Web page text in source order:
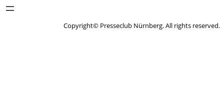
Copyright© Presseclub Nürnberg. All rights reserved.